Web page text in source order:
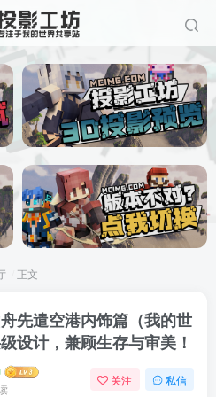
正文
先遣空港内饰篇（我的世
计，兼顾生存与审美！
关注 私信